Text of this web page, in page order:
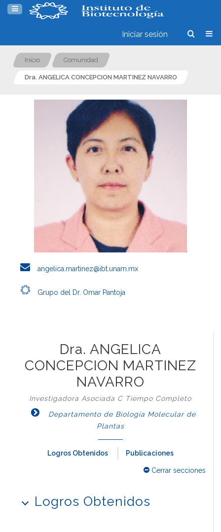
Iniciar sesión
Inicio Comunidad
Dra. ANGELICA CONCEPCION MARTINEZ NAVARRO
angelica.martinez@ibt.unam.mx
Grupo del Dr. Omar Pantoja
Dra. ANGELICA
CONCEPCION MARTINEZ
NAVARRO
Investigadora Asociada C Tiempo Completo
Departamento de Biología Molecular de
Plantas
Logros Obtenidos Publicaciones
Cerrar secciones
Logros Obtenidos